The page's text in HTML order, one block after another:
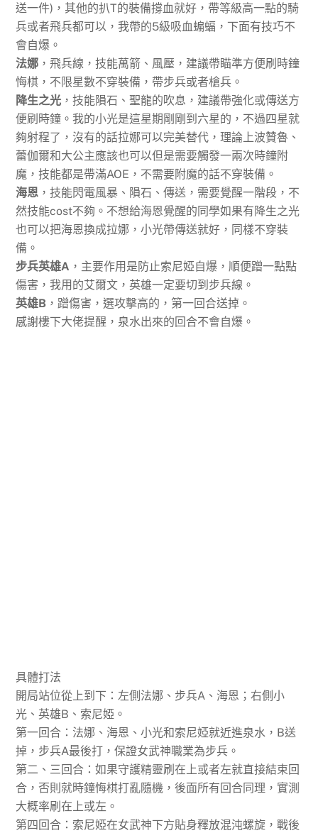
送一件)，其他的扒T的裝備撐血就好，帶等級高一點的騎
兵或者飛兵都可以，我帶的5級吸血蝙蝠，下面有技巧不
會自爆。
法娜 ，飛兵線，技能萬箭、風壓，建議帶瞄準方便刷時鐘
悔棋，不限星數不穿裝備， 帶步兵或者槍兵 。
降生之光 ，技能隕石、聖龍的吹息，建議帶強化或傳送方
便刷時鐘。我的小光是這星期剛剛到六星的，不過四星就
夠射程了，沒有的話拉娜可以完美替代，理論上波贊魯、
蕾伽爾和大公主應該也可以但是需要觸發一兩次時鐘附
魔，技能都是帶滿AOE，不需要附魔的話不穿裝備。
海恩 ，技能閃電風暴、隕石、傳送， 需要覺醒一階段，不
然技能cost不夠 。不想給海恩覺醒的同學如果有降生之光
也可以把海恩換成拉娜，小光帶傳送就好，同樣不穿裝
備。
步兵英雄A ，主要作用是防止索尼婭自爆，順便蹭一點點
傷害，我用的艾爾文 ，英雄一定要切到步兵線 。
英雄B ，蹭傷害，選攻擊高的，第一回合送掉。
感謝樓下大佬提醒，泉水出來的回合不會自爆。
具體打法
開局站位從上到下：左側法娜、步兵A、海恩；右側小
光、英雄B、索尼婭。
第一回合：法娜、海恩、小光和索尼婭就近進泉水，B送
掉， 步兵A最後打，保證女武神職業為步兵 。
第二、三回合：如果守護精靈刷在上或者左就直接結束回
合，否則就時鐘悔棋打亂隨機，後面所有回合同理，實測
大概率刷在上或左。
第四回合：索尼婭在女武神下方貼身釋放混沌螺旋，戰後